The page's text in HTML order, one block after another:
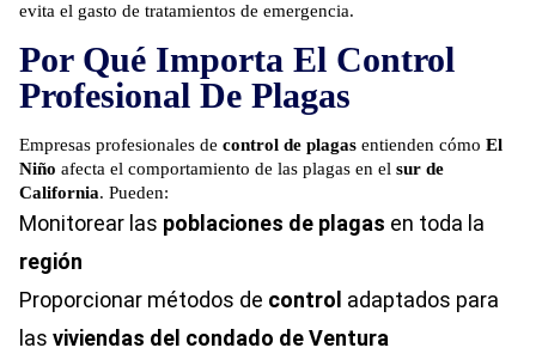
evita el gasto de tratamientos de emergencia.
Por Qué Importa El Control
Profesional De Plagas
Empresas profesionales de control de plagas entienden cómo El
Niño afecta el comportamiento de las plagas en el sur de
California. Pueden:
Monitorear las poblaciones de plagas en toda la
región
Proporcionar métodos de control adaptados para
las viviendas del condado de Ventura